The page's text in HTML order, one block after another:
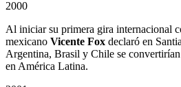
2000
Al iniciar su primera gira internacional
mexicano Vicente Fox declaró en
Argentina, Brasil y Chile se
en América Latina.